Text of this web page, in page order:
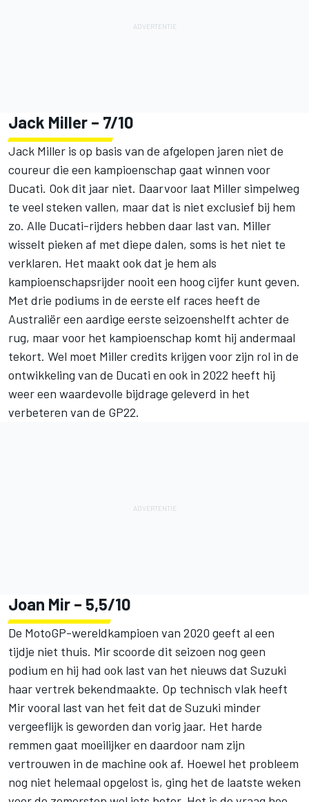
Jack Miller – 7/10
Jack Miller is op basis van de afgelopen jaren niet de
coureur die een kampioenschap gaat winnen voor
Ducati. Ook dit jaar niet. Daarvoor laat Miller simpelweg
te veel steken vallen, maar dat is niet exclusief bij hem
zo. Alle Ducati-rijders hebben daar last van. Miller
wisselt pieken af met diepe dalen, soms is het niet te
verklaren. Het maakt ook dat je hem als
kampioenschapsrijder nooit een hoog cijfer kunt geven.
Met drie podiums in de eerste elf races heeft de
Australiër een aardige eerste seizoenshelft achter de
rug, maar voor het kampioenschap komt hij andermaal
tekort. Wel moet Miller credits krijgen voor zijn rol in de
ontwikkeling van de Ducati en ook in 2022 heeft hij
weer een waardevolle bijdrage geleverd in het
verbeteren van de GP22.
Joan Mir – 5,5/10
De MotoGP-wereldkampioen van 2020 geeft al een
tijdje niet thuis. Mir scoorde dit seizoen nog geen
podium en hij had ook last van het nieuws dat Suzuki
haar vertrek bekendmaakte. Op technisch vlak heeft
Mir vooral last van het feit dat de Suzuki minder
vergeeflijk is geworden dan vorig jaar. Het harde
remmen gaat moeilijker en daardoor nam zijn
vertrouwen in de machine ook af. Hoewel het probleem
nog niet helemaal opgelost is, ging het de laatste weken